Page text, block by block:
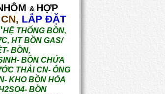
& HỢP
LẮP ĐẶT
HỆ THỐNG BỒN,
HT BỒN GAS/
BỒN,
BỒN CHỨA
THẢI CN- ỐNG
KHO BỒN HÓA
BỒN